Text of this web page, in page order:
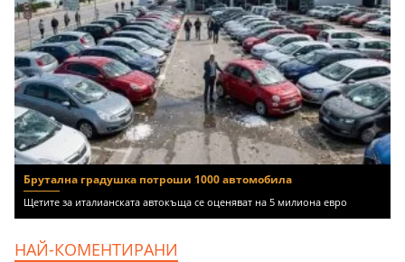
Брутална градушка потроши 1000 автомобила
Щетите за италианската автокъща се оценяват на 5 милиона евро
НАЙ-КОМЕНТИРАНИ